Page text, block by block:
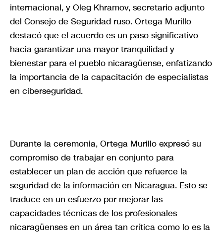
internacional, y Oleg Khramov, secretario adjunto
del Consejo de Seguridad ruso. Ortega Murillo
destacó que el acuerdo es un paso significativo
hacia garantizar una mayor tranquilidad y
bienestar para el pueblo nicaragüense, enfatizando
la importancia de la capacitación de especialistas
en ciberseguridad.
Durante la ceremonia, Ortega Murillo expresó su
compromiso de trabajar en conjunto para
establecer un plan de acción que refuerce la
seguridad de la información en Nicaragua. Esto se
traduce en un esfuerzo por mejorar las
capacidades técnicas de los profesionales
nicaragüenses en un área tan crítica como lo es la